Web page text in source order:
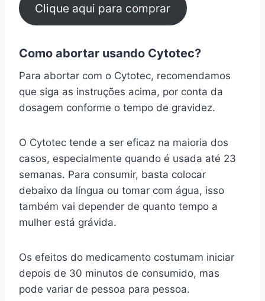
Clique aqui para comprar
Como abortar usando Cytotec?
Para abortar com o Cytotec, recomendamos
que siga as instruções acima, por conta da
dosagem conforme o tempo de gravidez.
O Cytotec tende a ser eficaz na maioria dos
casos, especialmente quando é usada até 23
semanas. Para consumir, basta colocar
debaixo da língua ou tomar com água, isso
também vai depender de quanto tempo a
mulher está grávida.
Os efeitos do medicamento costumam iniciar
depois de 30 minutos de consumido, mas
pode variar de pessoa para pessoa.